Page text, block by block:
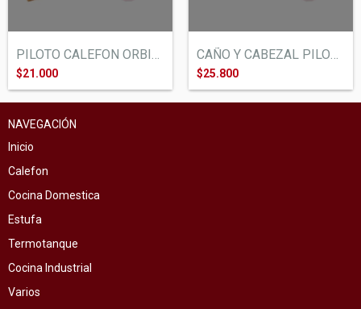
PILOTO CALEFON ORBIS CORREDERA SUPER 12
$21.000
CAÑO Y CABEZAL PILOTO CALEFON HEINEKEN 2...
$25.800
NAVEGACIÓN
Inicio
Calefon
Cocina Domestica
Estufa
Termotanque
Cocina Industrial
Varios